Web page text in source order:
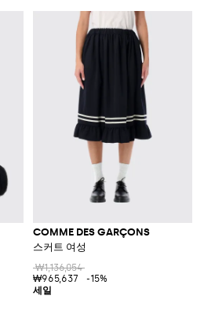
COMME DES GARÇONS
스커트 여성
₩1,136,054
₩965,637
-15%